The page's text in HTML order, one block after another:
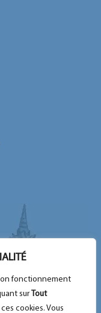
fonctionnement
sur Tout
cookies. Vous